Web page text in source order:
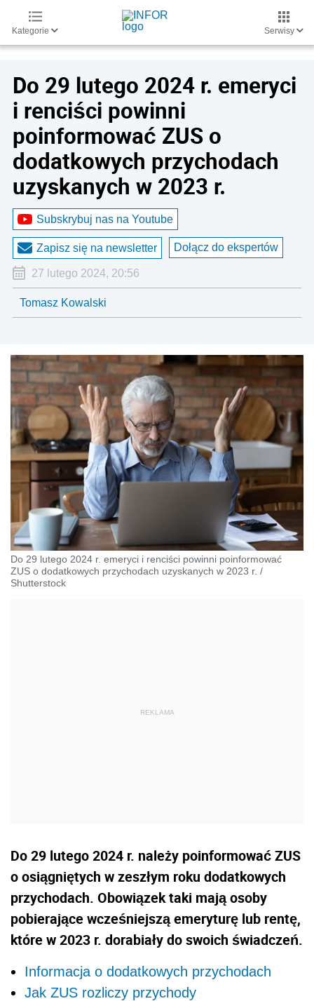
Kategorie Serwisy
Do 29 lutego 2024 r. emeryci
i renciści powinni
poinformować ZUS o
dodatkowych przychodach
uzyskanych w 2023 r.
Subskrybuj nas na Youtube
Zapisz się na newsletter Dołącz do ekspertów
27 lutego 2024, 20:56
Tomasz Kowalski
Do 29 lutego 2024 r. emeryci i renciści powinni poinformować
ZUS o dodatkowych przychodach uzyskanych w 2023 r. /
Shutterstock
Do 29 lutego 2024 r. należy poinformować ZUS
o osiągniętych w zeszłym roku dodatkowych
przychodach. Obowiązek taki mają osoby
pobierające wcześniejszą emeryturę lub rentę,
które w 2023 r. dorabiały do swoich świadczeń.
Informacja o dodatkowych przychodach
Jak ZUS rozliczy przychody